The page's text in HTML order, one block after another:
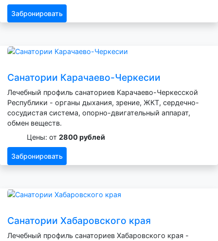
Забронировать
Санатории Карачаево-Черкесии
Лечебный профиль санаториев Карачаево-Черкесской
Республики - органы дыхания, зрение, ЖКТ, сердечно-
сосудистая система, опорно-двигательный аппарат,
обмен веществ.
Цены: от 2800 рублей
Забронировать
Санатории Хабаровского края
Лечебный профиль санаториев Хабаровского края -